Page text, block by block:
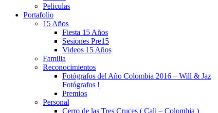
Peliculas
Portafolio
15 Años
Fiesta 15 Años
Sesiones Pre15
Videos 15 Años
Familia
Reconocimientos
Fotógrafos del Año Colombia 2016 – Will & Jaz
Fotógrafos !
Premios
Personal
Cerro de las Tres Cruces ( Cali – Colombia )